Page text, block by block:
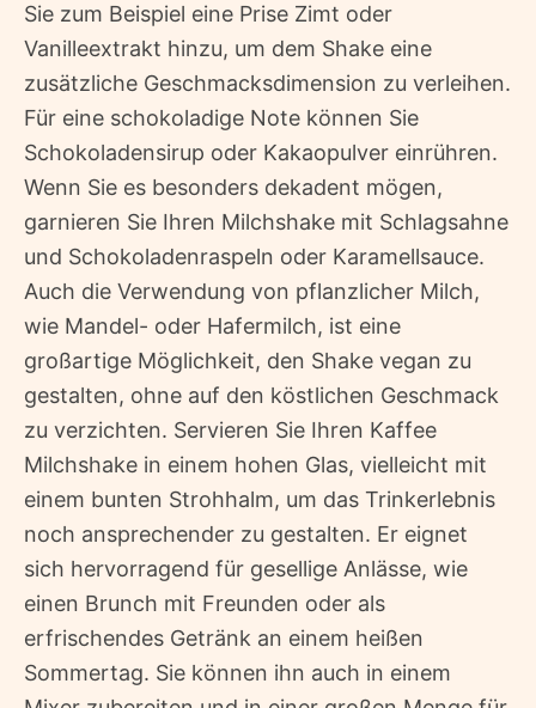
Sie zum Beispiel eine Prise Zimt oder
Vanilleextrakt hinzu, um dem Shake eine
zusätzliche Geschmacksdimension zu verleihen.
Für eine schokoladige Note können Sie
Schokoladensirup oder Kakaopulver einrühren.
Wenn Sie es besonders dekadent mögen,
garnieren Sie Ihren Milchshake mit Schlagsahne
und Schokoladenraspeln oder Karamellsauce.
Auch die Verwendung von pflanzlicher Milch,
wie Mandel- oder Hafermilch, ist eine
großartige Möglichkeit, den Shake vegan zu
gestalten, ohne auf den köstlichen Geschmack
zu verzichten. Servieren Sie Ihren Kaffee
Milchshake in einem hohen Glas, vielleicht mit
einem bunten Strohhalm, um das Trinkerlebnis
noch ansprechender zu gestalten. Er eignet
sich hervorragend für gesellige Anlässe, wie
einen Brunch mit Freunden oder als
erfrischendes Getränk an einem heißen
Sommertag. Sie können ihn auch in einem